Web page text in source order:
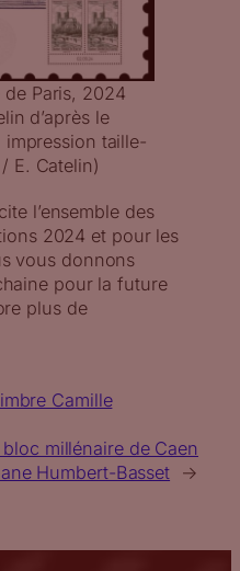
Paris, 2024
d’après le
taille-
E. Catelin)
l’ensemble des
2024 et pour les
vous donnons
pour la future
plus de
Camille
millénaire de Caen
Humbert-Basset →